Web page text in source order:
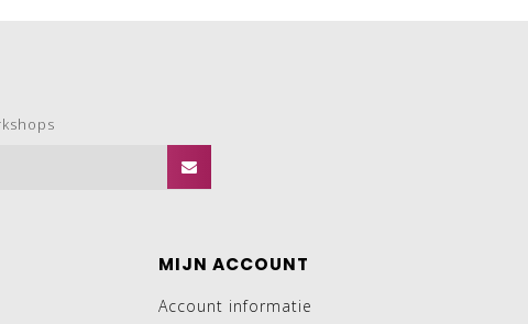
MIJN ACCOUNT
Account informatie